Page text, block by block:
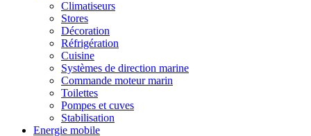
Climatiseurs
Stores
Décoration
Réfrigération
Cuisine
Systèmes de direction marine
Commande moteur marin
Toilettes
Pompes et cuves
Stabilisation
Energie mobile